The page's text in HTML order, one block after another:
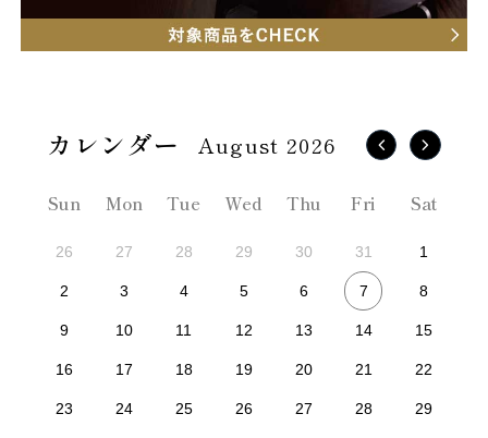
August 2026
Sun Mon Tue Wed Thu Fri Sat
26 27 28 29 30 31 1
2 3 4 5 6 7 8
9 10 11 12 13 14 15
16 17 18 19 20 21 22
23 24 25 26 27 28 29